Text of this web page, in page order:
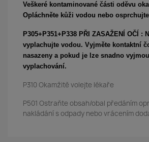
Veškeré kontaminované části oděvu
Opláchněte kůži vodou nebo
P305+P351+P338 PŘI ZASAŽENÍ OČÍ :
vyplachujte vodou. Vyjměte kontaktní
nasazeny a pokud je lze snadno
vyplachování.
P310 Okamžitě volejte lékaře
P501 Ostraňte obsah/obal předáním
nakládání s odpady nebo vrácením